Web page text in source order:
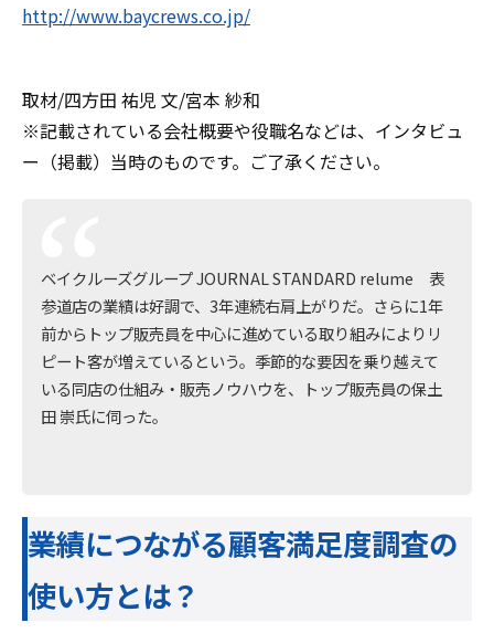
http://www.baycrews.co.jp/
取材/四方田 祐児 文/宮本 紗和
※記載されている会社概要や役職名などは、インタビュ
ー（掲載）当時のものです。ご了承ください。
ベイクルーズグループ JOURNAL STANDARD relume 表
参道店の業績は好調で、3年連続右肩上がりだ。さらに1年
前からトップ販売員を中心に進めている取り組みによりリ
ピート客が増えているという。季節的な要因を乗り越えて
いる同店の仕組み・販売ノウハウを、トップ販売員の保土
田 崇氏に伺った。
――業績につながる顧客満足度調査の
使い方とは？